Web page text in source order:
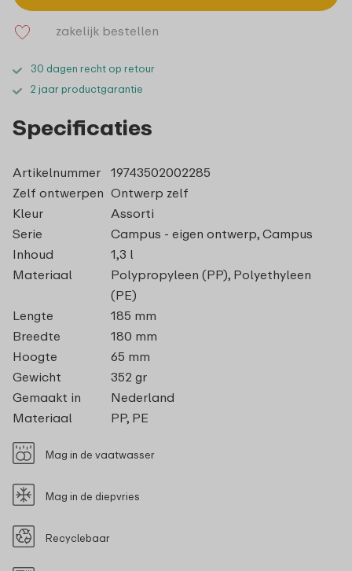
zakelijk bestellen
30 dagen recht op retour
2 jaar productgarantie
Specificaties
Artikelnummer
19743502002285
Zelf ontwerpen Ontwerp zelf
Kleur
Assorti
Serie
Campus - eigen ontwerp, Campus
Inhoud
1,3 l
Materiaal
Polypropyleen (PP), Polyethyleen
(PE)
Lengte
185 mm
Breedte
180 mm
Hoogte
65 mm
Gewicht
352 gr
Gemaakt in
Nederland
Materiaal
PP, PE
Mag in de vaatwasser
Mag in de diepvries
Recyclebaar